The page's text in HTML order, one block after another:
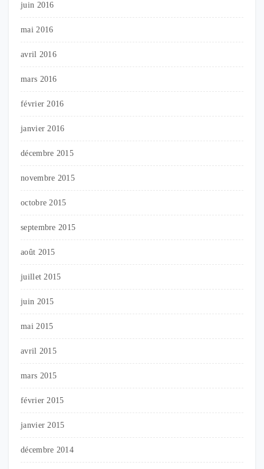
juin 2016
mai 2016
avril 2016
mars 2016
février 2016
janvier 2016
décembre 2015
novembre 2015
octobre 2015
septembre 2015
août 2015
juillet 2015
juin 2015
mai 2015
avril 2015
mars 2015
février 2015
janvier 2015
décembre 2014